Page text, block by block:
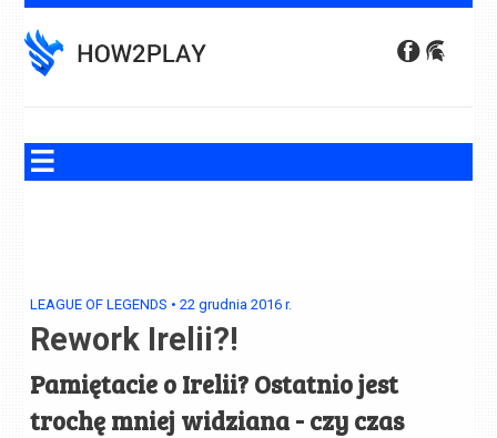
to
content
LEAGUE OF LEGENDS •22 grudnia 2016 r.
Rework Irelii?!
Pamiętacie o Irelii? Ostatnio jest
trochę mniej widziana - czy czas